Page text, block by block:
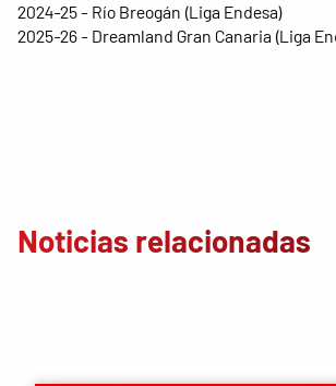
2024-25 - Río Breogán (Liga Endesa)
2025-26 - Dreamland Gran Canaria (Liga
Noticias relacionadas